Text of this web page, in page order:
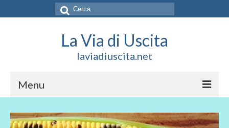
Cerca:
La Via di Uscita
laviadiuscita.net
Menu
HOME